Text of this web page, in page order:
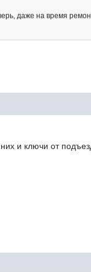
даже на время
и ключи от